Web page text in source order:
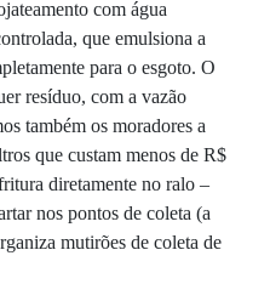
com água
que emulsiona a
para o esgoto. O
resíduo, com a vazão
também os moradores a
que custam menos de R$
diretamente no ralo –
nos pontos de coleta (a
mutirões de coleta de